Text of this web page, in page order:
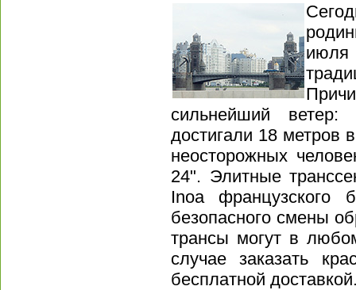
сильнейший
достигали 18 метров
неосторожных
24". Элитные
Inoa французского
безопасного смены
трансы могут в
случае заказать
бесплатной